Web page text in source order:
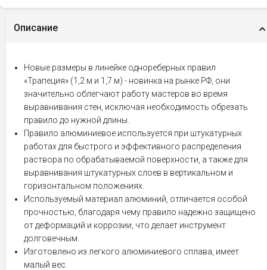
Описание
Новые размеры в линейке однореберных правил
«Трапеция» (1,2 м и 1,7 м) - новинка на рынке РФ, они
значительно облегчают работу мастеров во время
выравнивания стен, исключая необходимость обрезать
правило до нужной длины.
Правило алюминиевое используется при штукатурных
работах для быстрого и эффективного распределения
раствора по обрабатываемой поверхности, а также для
выравнивания штукатурных слоев в вертикальном и
горизонтальном положениях.
Используемый материал алюминий, отличается особой
прочностью, благодаря чему правило надежно защищено
от деформаций и коррозии, что делает инструмент
долговечным.
Изготовлено из легкого алюминиевого сплава, имеет
малый вес.